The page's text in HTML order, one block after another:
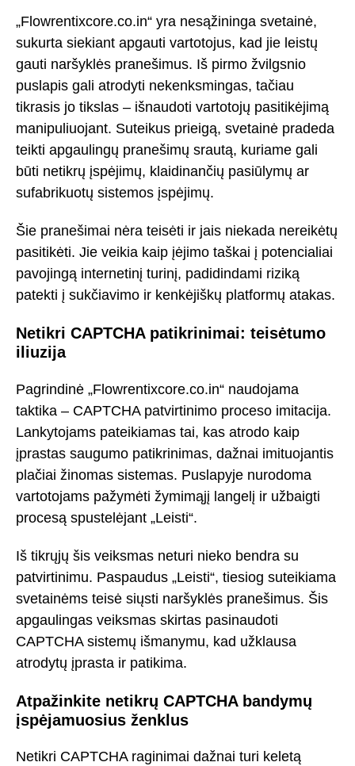
„Flowrentixcore.co.in“ yra nesąžininga svetainė,
sukurta siekiant apgauti vartotojus, kad jie leistų
gauti naršyklės pranešimus. Iš pirmo žvilgsnio
puslapis gali atrodyti nekenksmingas, tačiau
tikrasis jo tikslas – išnaudoti vartotojų pasitikėjimą
manipuliuojant. Suteikus prieigą, svetainė pradeda
teikti apgaulingų pranešimų srautą, kuriame gali
būti netikrų įspėjimų, klaidinančių pasiūlymų ar
sufabrikuotų sistemos įspėjimų.
Šie pranešimai nėra teisėti ir jais niekada nereikėtų
pasitikėti. Jie veikia kaip įėjimo taškai į potencialiai
pavojingą internetinį turinį, padidindami riziką
patekti į sukčiavimo ir kenkėjiškų platformų atakas.
Netikri CAPTCHA patikrinimai: teisėtumo
iliuzija
Pagrindinė „Flowrentixcore.co.in“ naudojama
taktika – CAPTCHA patvirtinimo proceso imitacija.
Lankytojams pateikiamas tai, kas atrodo kaip
įprastas saugumo patikrinimas, dažnai imituojantis
plačiai žinomas sistemas. Puslapyje nurodoma
vartotojams pažymėti žymimąjį langelį ir užbaigti
procesą spustelėjant „Leisti“.
Iš tikrųjų šis veiksmas neturi nieko bendra su
patvirtinimu. Paspaudus „Leisti“, tiesiog suteikiama
svetainėms teisė siųsti naršyklės pranešimus. Šis
apgaulingas veiksmas skirtas pasinaudoti
CAPTCHA sistemų išmanymu, kad užklausa
atrodytų įprasta ir patikima.
Atpažinkite netikrų CAPTCHA bandymų
įspėjamuosius ženklus
Netikri CAPTCHA raginimai dažnai turi keletą